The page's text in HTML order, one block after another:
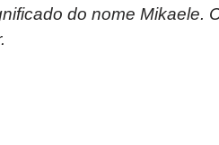
do nome Mikaele.